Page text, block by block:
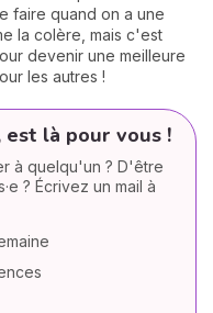
faire quand on a une
la colère, mais c'est
devenir une meilleure
les autres !
est là pour vous !
à quelqu'un ? D'être
? Écrivez un mail à